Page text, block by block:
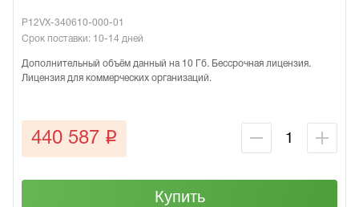
P12VX-340610-000-01
Срок поставки: 10-14 дней
Дополнительный объём данный на 10 Гб. Бессрочная лицензия.
Лицензия для коммерческих организаций.
440 587 q
Купить